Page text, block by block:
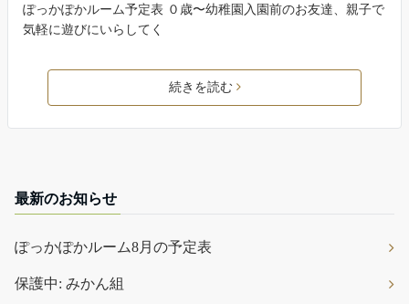
ぽっかぽかルーム予定表 ０歳〜幼稚園入園前のお友達、親子で
気軽に遊びにいらしてく
続きを読む
最新のお知らせ
ぽっかぽかルーム8月の予定表
保護中: みかん組